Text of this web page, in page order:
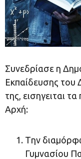
Συνεδρίασε η
Εκπαίδευσης του
της, εισηγειται
Αρχή:
Tην
Γυμνασίου